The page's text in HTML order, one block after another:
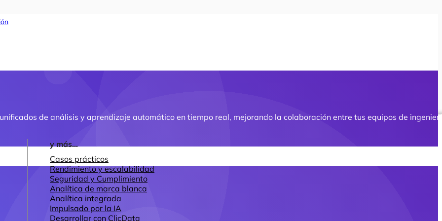
y más...
Casos prácticos
Rendimiento y escalabilidad
Seguridad y Cumplimiento
Analítica de marca blanca
Analítica integrada
Impulsado por la IA
Desarrollar con ClicData
de análisis y aprendizaje automático en tiempo real, mejorando la colaboración entre tus equipos de